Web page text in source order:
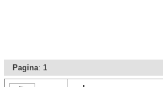
Pagina: 1